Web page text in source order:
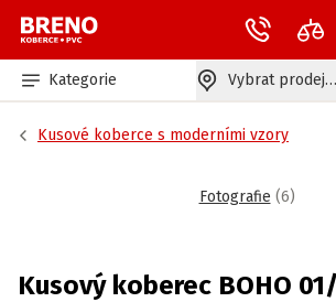
Kategorie Vybrat prodejnu
Kusové koberce s moderními vzory
Fotografie (6)
Kusový koberec BOHO